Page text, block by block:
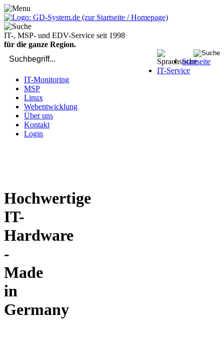
IT-, MSP- und EDV-Service seit 1998
für die ganze Region.
Startseite
IT-Service
IT-Monitoring
MSP
Linux
Webentwicklung
Über uns
Kontakt
Login
Hochwertige
IT-
Hardware
-
Made
in
Germany